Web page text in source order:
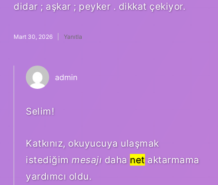
didar ; aşkar ; peyker . dikkat çekiyor.
Mart 30, 2026 Yanıtla
admin
Selim!
Katkınız, okuyucuya ulaşmak
istediğim mesajı daha net aktarmama
yardımcı oldu.